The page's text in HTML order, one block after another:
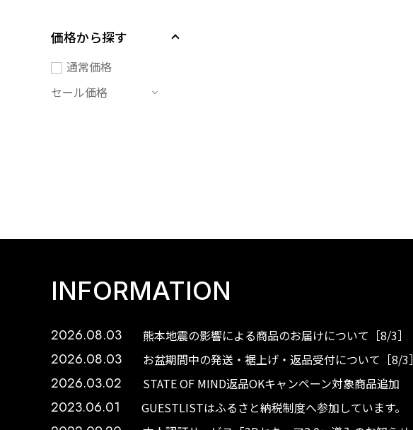
価格から探す
通常価格
セール価格
INFORMATION
2026.08.03 熊本地震の影響による商品のお届けについて［8/3］
2026.08.03 お盆期間中の発送・裾上げ・返品受付について［8/3］
2026.03.02 STATE OF MIND返品OKキャンペーン対象商品追加
2023.06.01 GUESTLISTはふるさと納税制度へ参加しています。